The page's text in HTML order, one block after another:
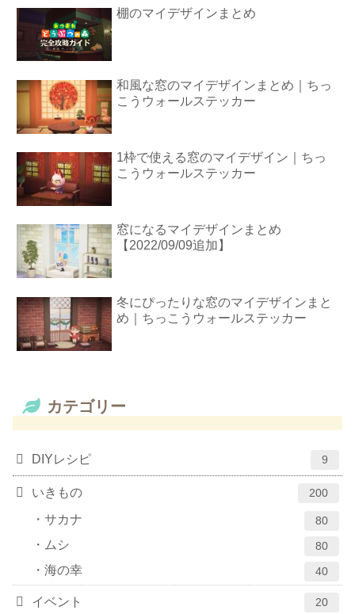
棚のマイデザインまとめ
和風な窓のマイデザインまとめ｜ちっ
こうウォールステッカー
1枠で使える窓のマイデザイン｜ちっ
こうウォールステッカー
窓になるマイデザインまとめ
【2022/09/09追加】
冬にぴったりな窓のマイデザインまと
め｜ちっこうウォールステッカー
カテゴリー
DIYレシピ 9
いきもの 200
サカナ 80
ムシ 80
海の幸 40
イベント 20